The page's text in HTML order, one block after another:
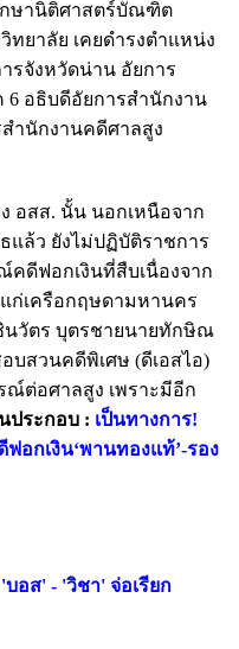
กษานิติศาสตร์บัณฑิต
ยาลัย เคยดำรงตำแหน่ง
รจังหวัดน่าน อัยการ
6 อธิบดีอัยการสำนักงาน
ำนักงานคดีศาลสูง
อสส. นั้น นอกเหนือจาก
แล้ว ยังไม่ปฏิบัติราชการ
ดีฟอกเงินที่สืบเนื่องจาก
ก่เครือกฤษดามหานคร
นวัตร บุตรชายนายทักษิณ
บสวนคดีพิเศษ (ดีเอสไอ)
ต่อศาลสูง เพราะมีอีก
ประกอบ : เป็นทางการ!
อกเงิน‘พานทองแท้’-รอง
อส' - 'วิชา' จ่อเรียก